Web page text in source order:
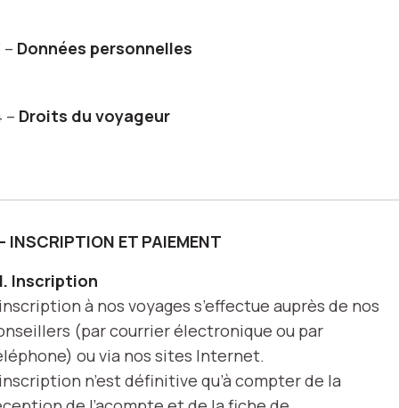
– Données personnelles
– Droits du voyageur
INSCRIPTION ET PAIEMENT
Inscription
à nos voyages s’effectue auprès de nos
(par courrier électronique ou par
ou via nos sites Internet.
n’est définitive qu’à compter de la